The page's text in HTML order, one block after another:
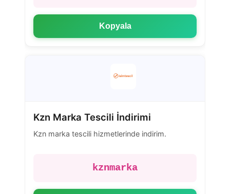
Kopyala
Kzn Marka Tescili İndirimi
Kzn marka tescili hizmetlerinde indirim.
kznmarka